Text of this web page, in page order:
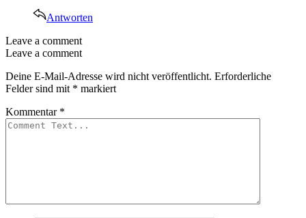
Antworten
Leave a comment
Leave a comment
Deine E-Mail-Adresse wird nicht veröffentlicht. Erforderliche
Felder sind mit * markiert
Kommentar *